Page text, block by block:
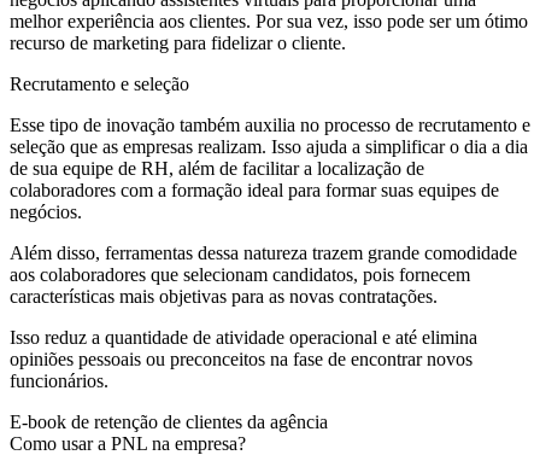
melhor experiência aos clientes. Por sua vez, isso pode ser um ótimo
recurso de marketing para fidelizar o cliente.
Recrutamento e seleção
Esse tipo de inovação também auxilia no processo de recrutamento e
seleção que as empresas realizam. Isso ajuda a simplificar o dia a dia
de sua equipe de RH, além de facilitar a localização de
colaboradores com a formação ideal para formar suas equipes de
negócios.
Além disso, ferramentas dessa natureza trazem grande comodidade
aos colaboradores que selecionam candidatos, pois fornecem
características mais objetivas para as novas contratações.
Isso reduz a quantidade de atividade operacional e até elimina
opiniões pessoais ou preconceitos na fase de encontrar novos
funcionários.
E-book de retenção de clientes da agência
Como usar a PNL na empresa?